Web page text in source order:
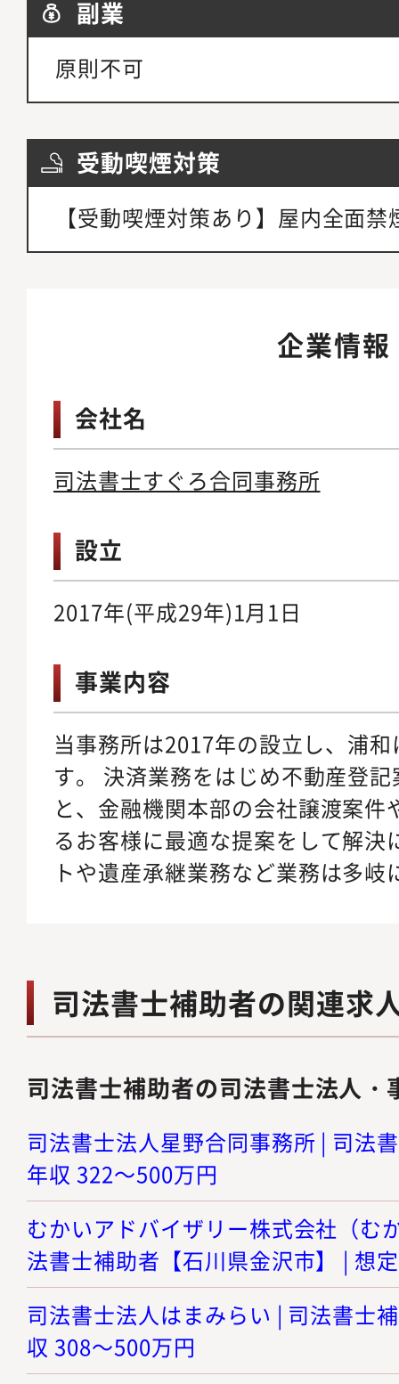
副業
原則不可
受動喫煙対策
【受動喫煙対策あり】屋内全面禁
企業情報
会社名
司法書士すぐろ合同事務所
設立
2017年(平成29年)1月1日
事業内容
当事務所は2017年の設立し、浦
す。 決済業務をはじめ不動産登
と、金融機関本部の会社譲渡案
るお客様に最適な提案をして解決
トや遺産承継業務など業務は多岐
司法書士補助者の関連求
司法書士補助者の司法書士法人・
司法書士法人星野合同事務所 | 司法
年収 322～500万円
むかいアドバイザリー株式会社（む
法書士補助者【石川県金沢市】 | 想
司法書士法人はまみらい | 司法書士
収 308～500万円